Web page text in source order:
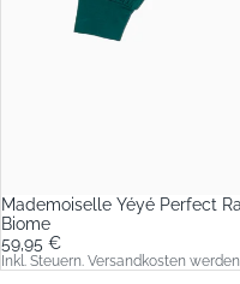
Mademoiselle Yéyé Perfect
Biome
59,95 €
Inkl. Steuern. Versandkosten